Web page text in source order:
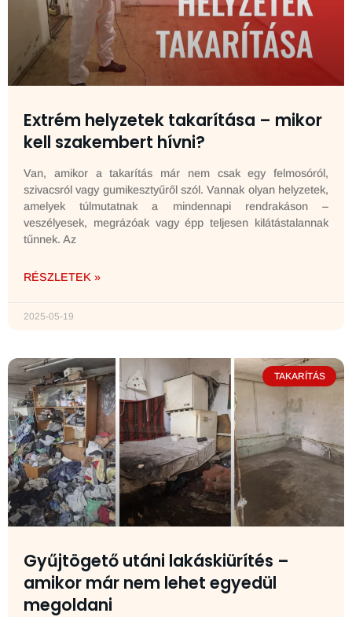
Extrém helyzetek takarítása – mikor
kell szakembert hívni?
Van, amikor a takarítás már nem csak egy felmosóról,
szivacsról vagy gumikesztyűről szól. Vannak olyan helyzetek,
amelyek túlmutatnak a mindennapi rendrakáson –
veszélyesek, megrázóak vagy épp teljesen kilátástalannak
tűnnek. Az
RÉSZLETEK »
2025-05-19
TAKARÍTÁS
Gyűjtögető utáni lakáskiürítés –
amikor már nem lehet egyedül
megoldani